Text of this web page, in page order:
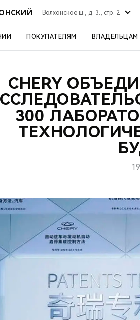
Волхонское ш., д. 3., стр. 2
ПОКУПАТЕЛЯМ ВЛАДЕЛЬЦАМ
CHERY
300